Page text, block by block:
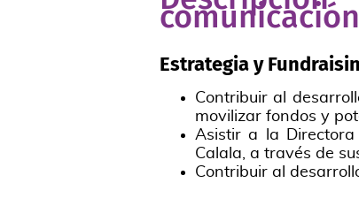
comunicación
Estrategia y
Contribuir al
movilizar fondos y
Asistir a la
Calala, a través de
Contribuir al